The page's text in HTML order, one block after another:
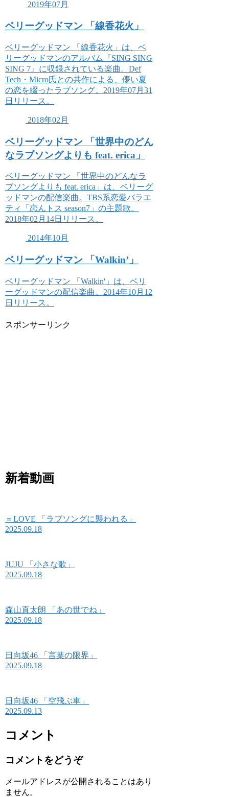
2019年07月
ベリーグッドマン 「線香花火」
ベリーグッドマン 「線香花火」は、ベ
リーグッドマンのアルバム『SING SING
SING 7』に収録されている楽曲。Def
Tech・Micro氏との共作による、儚い夏
の恋を綴ったラブソング。2019年07月31
日リリース。
2018年02月
ベリーグッドマン 「世界中のどん
なラブソングよりも feat. erica」
ベリーグッドマン 「世界中のどんなラ
ブソングよりも feat. erica」は、ベリーグ
ッドマンの配信楽曲。TBS系恋愛バラエ
ティ「恋んトス season7」の主題歌。
2018年02月14日リリース。
2014年10月
ベリーグッドマン 「Walkin’」
ベリーグッドマン 「Walkin'」は、ベリ
ーグッドマンの配信楽曲。2014年10月12
日リリース。
スポンサーリンク
新着動画
＝LOVE 「ラブソングに襲われる」
2025.09.18
JUJU 「小さな歌」
2025.09.18
森山直太朗 「あの世でね」
2025.09.18
日向坂46 「言葉の限界」
2025.09.18
日向坂46 「空飛ぶ車」
2025.09.13
コメント
コメントをどうぞ
メールアドレスが公開されることはあり
ません。